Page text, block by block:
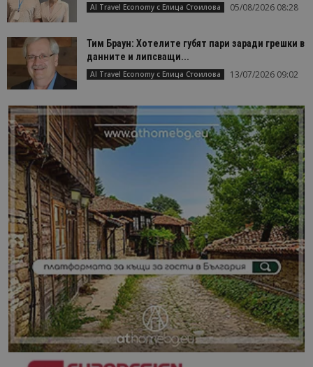
AI Travel Economy с Елица Стоилова 05/08/2026 08:28
Тим Браун: Хотелите губят пари заради грешки в
данните и липсващи...
AI Travel Economy с Елица Стоилова 13/07/2026 09:02